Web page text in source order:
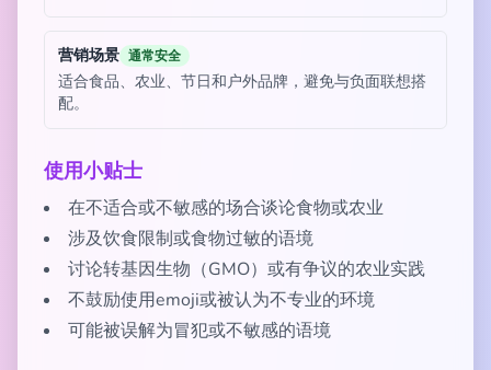
营销场景 通常安全
适合食品、农业、节日和户外品牌，避免与负面联想搭
配。
使用小贴士
在不适合或不敏感的场合谈论食物或农业
涉及饮食限制或食物过敏的语境
讨论转基因生物（GMO）或有争议的农业实践
不鼓励使用emoji或被认为不专业的环境
可能被误解为冒犯或不敏感的语境